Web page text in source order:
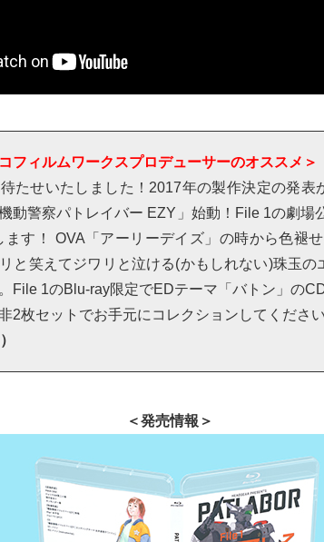
フィルムワークスプロデューサーのオススメ＞
たせいたしました！2017年の製作決定の発
動警察パトレイバー EZY」始動！File 1の劇場
ます！ OVA「アーリーデイズ」の時から色褪
と笑えてジワリと泣ける(かもしれない)珠玉の
File 1のBlu-ray限定でEDテーマ「バトン」の
2枚セットでお手元にコレクションしてください
＜発売情報＞